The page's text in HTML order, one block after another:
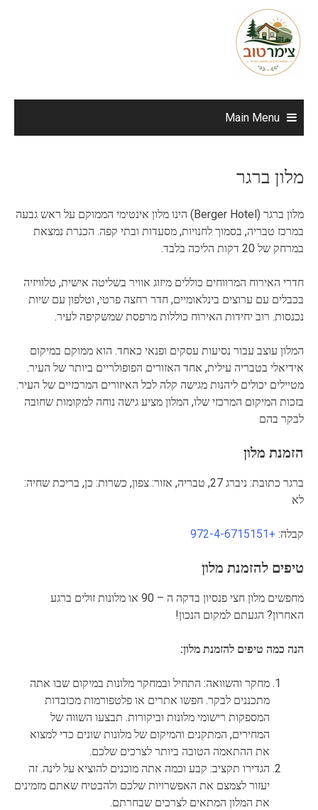
content
Main Menu
מלון ברגר
מלון ברגר (Berger Hotel) הינו מלון אינטימי הממוקם על ראש גבעה
במרכז טבריה, בסמוך לחנויות, מסעדות ובתי קפה. הכנרת נמצאת
במרחק של 20 דקות הליכה בלבד.
חדרי האירוח המרווחים כוללים מיזוג אוויר בשליטה אישית, טלוויזיה
בכבלים עם ערוצים בינלאומיים, חדר רחצה פרטי, וטלפון עם שיות
נכנסות. רוב יחידות האירוח כוללות מרפסת שמשקיפה לעיר.
המלון עוצב עבור נסיעות עסקים ופנאי כאחד. הוא ממוקם במיקום
אידיאלי בטבריה עילית, אחד האזורים הפופולריים ביותר של העיר.
מטיילים יכולים ליהנות מגישה קלה לכל האיזורים המרכזיים של העיר.
בזכות המיקום המרכזי שלו, המלון מציע גישה נוחה למקומות שחובה
לבקר בהם
הזמנת מלון
ברגר כתובת: ניברג 27, טבריה, אזור: צפון, כשרות: כן, בריכת שחיה:
לא
קבלה: +972-4-6715151
טיפים להזמנת מלון
מחפשים מלון חצי פנסיון בדקה ה – 90 או מלונות זולים ברגע
האחרון? הגעתם למקום הנכון!
הנה כמה טיפים להזמנת מלון:
מחקר והשוואה: התחיל ובמחקר מלונות במיקום שבו אתה
מתכננים לבקר. חפשו אתרים או פלטפורמות מכובדות
המספקות רישומי מלונות וביקורות. תבצעו השווה של
המחירים, המתקנים והמיקום של מלונות שונים כדי למצוא
את ההתאמה הטובה ביותר לצרכים שלכם.
הגדירו תקציב: קבע וכמה אתה מוכנים להוציא על לינה. זה
יעזור לצמצם את האפשרויות שלכם ולהבטיח שאתם מזמינים
את המלון המתאים לצרכים שבחרתם.